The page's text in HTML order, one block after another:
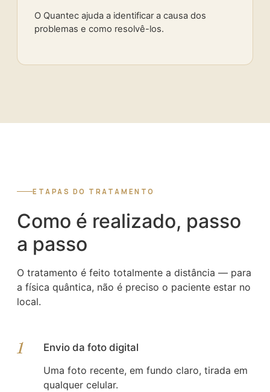
O Quantec ajuda a identificar a causa dos
problemas e como resolvê-los.
ETAPAS DO TRATAMENTO
Como é realizado, passo
a passo
O tratamento é feito totalmente a distância — para
a física quântica, não é preciso o paciente estar no
local.
1
Envio da foto digital
Uma foto recente, em fundo claro, tirada em
qualquer celular.